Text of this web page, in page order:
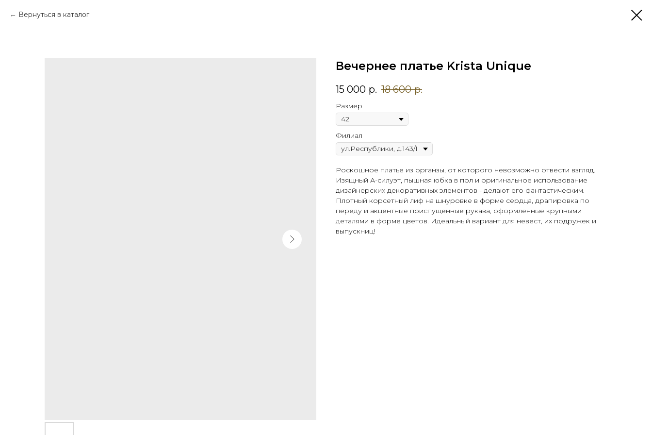
Вернуться в каталог
Вечернее платье Krista Unique
15 000 р. 18 600 р.
Размер
Филиал
Роскошное платье из органзы, от которого невозможно отвести взгляд.
Изящный А-силуэт, пышная юбка в пол и оригинальное использование
дизайнерских декоративных элементов - делают его фантастическим.
Плотный корсетный лиф на шнуровке в форме сердца, драпировка по
переду и акцентные приспущенные рукава, оформленные крупными
деталями в форме цветов. Идеальный вариант для невест, их подружек и
выпускниц!